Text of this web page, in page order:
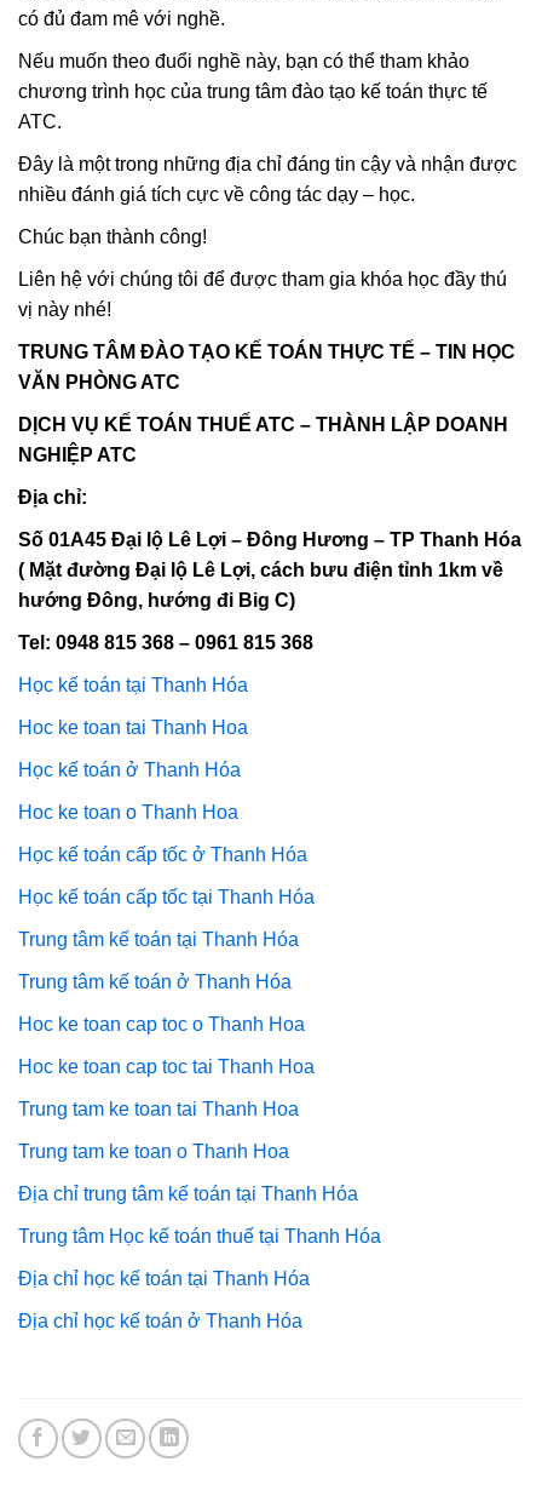
có đủ đam mê với nghề.
Nếu muốn theo đuổi nghề này, bạn có thể tham khảo
chương trình học của trung tâm đào tạo kế toán thực tế
ATC.
Đây là một trong những địa chỉ đáng tin cậy và nhận được
nhiều đánh giá tích cực về công tác dạy – học.
Chúc bạn thành công!
Liên hệ với chúng tôi để được tham gia khóa học đầy thú
vị này nhé!
TRUNG TÂM ĐÀO TẠO KẾ TOÁN THỰC TẾ – TIN HỌC
VĂN PHÒNG ATC
DỊCH VỤ KẾ TOÁN THUẾ ATC – THÀNH LẬP DOANH
NGHIỆP ATC
Địa chỉ:
Số 01A45 Đại lộ Lê Lợi – Đông Hương – TP Thanh Hóa
( Mặt đường Đại lộ Lê Lợi, cách bưu điện tỉnh 1km về
hướng Đông, hướng đi Big C)
Tel: 0948 815 368 – 0961 815 368
Học kế toán tại Thanh Hóa
Hoc ke toan tai Thanh Hoa
Học kế toán ở Thanh Hóa
Hoc ke toan o Thanh Hoa
Học kế toán cấp tốc ở Thanh Hóa
Học kế toán cấp tốc tại Thanh Hóa
Trung tâm kế toán tại Thanh Hóa
Trung tâm kế toán ở Thanh Hóa
Hoc ke toan cap toc o Thanh Hoa
Hoc ke toan cap toc tai Thanh Hoa
Trung tam ke toan tai Thanh Hoa
Trung tam ke toan o Thanh Hoa
Địa chỉ trung tâm kế toán tại Thanh Hóa
Trung tâm Học kế toán thuế tại Thanh Hóa
Địa chỉ học kế toán tại Thanh Hóa
Địa chỉ học kế toán ở Thanh Hóa